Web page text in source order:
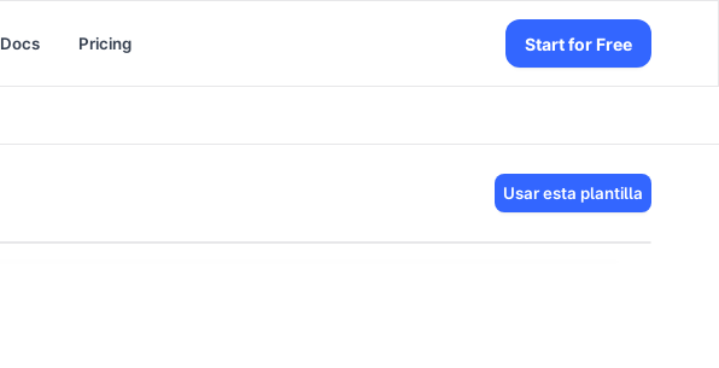
Docs Pricing Start for Free
Usar esta plantilla